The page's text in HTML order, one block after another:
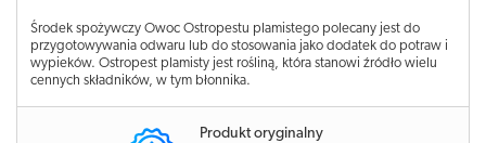
Środek spożywczy Owoc Ostropestu plamistego polecany jest do
przygotowywania odwaru lub do stosowania jako dodatek do potraw i
wypieków. Ostropest plamisty jest rośliną, która stanowi źródło wielu
cennych składników, w tym błonnika.
Produkt oryginalny